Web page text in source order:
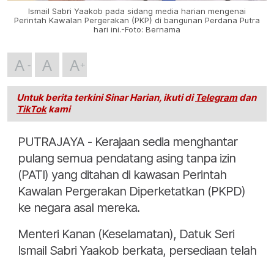
Ismail Sabri Yaakob pada sidang media harian mengenai
Perintah Kawalan Pergerakan (PKP) di bangunan Perdana Putra
hari ini.-Foto: Bernama
A A A
Untuk berita terkini Sinar Harian, ikuti di Telegramdan
TikTokkami
PUTRAJAYA - Kerajaan sedia menghantar
pulang semua pendatang asing tanpa izin
(PATI) yang ditahan di kawasan Perintah
Kawalan Pergerakan Diperketatkan (PKPD)
ke negara asal mereka.
Menteri Kanan (Keselamatan), Datuk Seri
Ismail Sabri Yaakob berkata, persediaan telah